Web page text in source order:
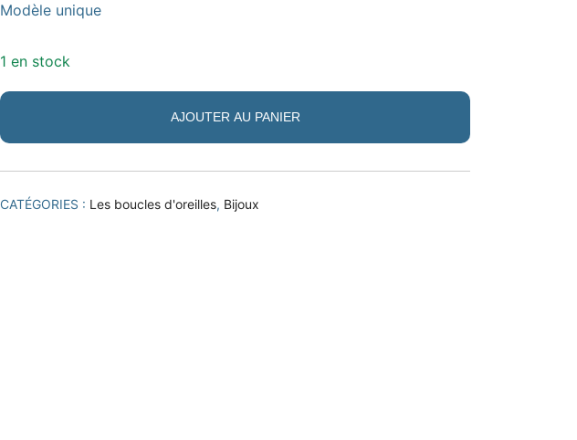
Modèle unique
1 en stock
AJOUTER AU PANIER
CATÉGORIES : Les boucles d'oreilles, Bijoux